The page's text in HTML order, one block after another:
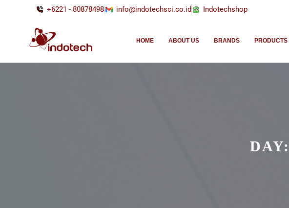
+6221 - 80878498 info@indotechsci.co.id Indotechshop
HOME ABOUT US BRANDS PRODUCTS
DAY: